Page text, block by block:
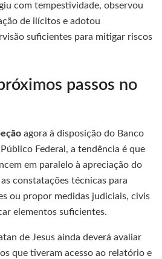
com tempestividade, observou
de ilícitos e adotou
suficientes para mitigar riscos
passos no
agora à disposição do Banco
Federal, a tendência é que
em paralelo à apreciação do
constatações técnicas para
ou propor medidas judiciais, civis
elementos suficientes.
de Jesus ainda deverá avaliar
que tiveram acesso ao relatório e